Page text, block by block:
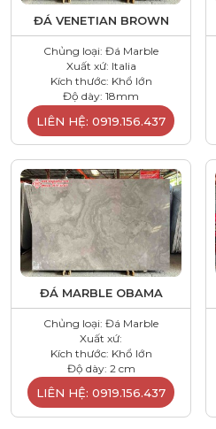
ĐÁ VENETIAN BROWN
Chủng loại: Đá Marble
Xuất xứ: Italia
Kích thước: Khổ lớn
Độ dày: 18mm
LIÊN HỆ: 0919.156.437
ĐÁ MARBLE OBAMA
Chủng loại: Đá Marble
Xuất xứ:
Kích thước: Khổ lớn
Độ dày: 2 cm
LIÊN HỆ: 0919.156.437